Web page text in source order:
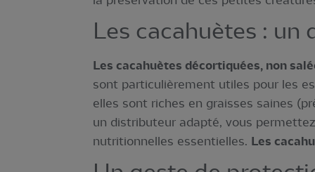
Les cacahuètes : un
Les cacahuètes décortiquées, non
sont particulièrement utiles pour les
elles sont riches en graisses saines
un distributeur adapté, vous
nutritionnelles essentielles. Les